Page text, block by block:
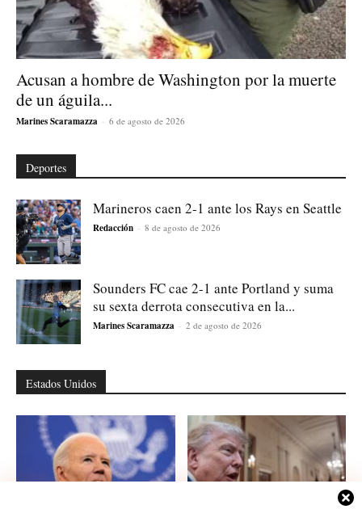
Acusan a hombre de Washington por la muerte
de un águila...
Marines Scaramazza - 6 de agosto de 2026
Deportes
Marineros caen 2-1 ante los Rays en Seattle
Redacción - 8 de agosto de 2026
Sounders FC cae 2-1 ante Portland y suma
su sexta derrota consecutiva en la...
Marines Scaramazza - 2 de agosto de 2026
Estados Unidos